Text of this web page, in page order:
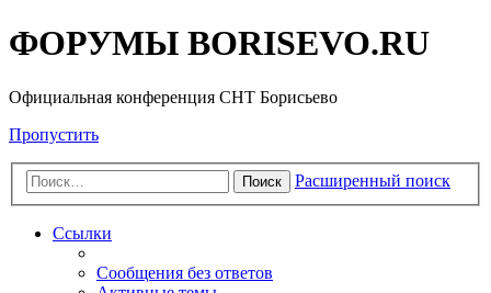
ФОРУМЫ BORISEVO.RU
Официальная конференция СНТ Борисьево
Пропустить
Поиск Расширенный поиск
Ссылки
Сообщения без ответов